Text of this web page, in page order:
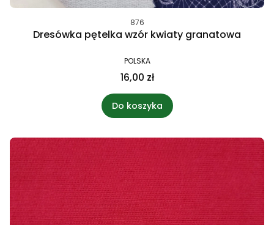
876
Dresówka pętelka wzór kwiaty granatowa
POLSKA
16,00 zł
Do koszyka